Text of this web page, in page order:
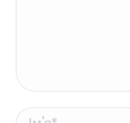
Ім'я *